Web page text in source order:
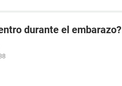
durante el embarazo?